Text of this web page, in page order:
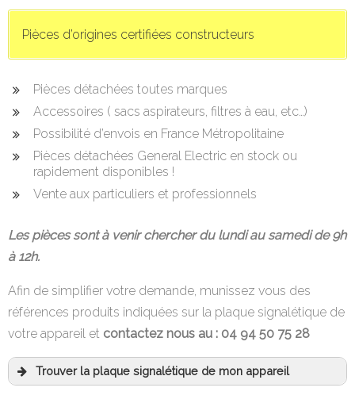
Pièces d’origines certifiées constructeurs
Pièces détachées toutes marques
Accessoires ( sacs aspirateurs, filtres à eau, etc…)
Possibilité d’envois en France Métropolitaine
Pièces détachées General Electric en stock ou
rapidement disponibles !
Vente aux particuliers et professionnels
Les pièces sont à venir chercher du lundi au samedi de 9h
à 12h.
Afin de simplifier votre demande, munissez vous des
références produits indiquées sur la plaque signalétique de
votre appareil et contactez nous au : 04 94 50 75 28
Trouver la plaque signalétique de mon appareil